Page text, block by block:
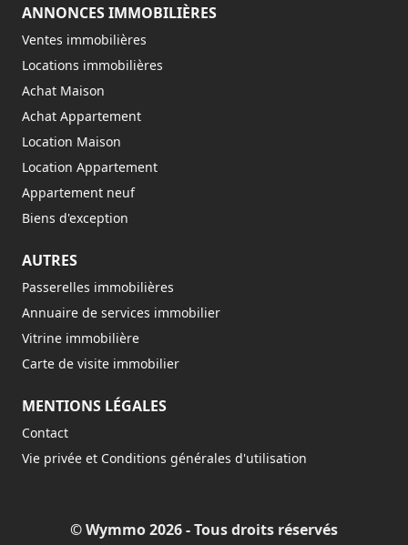
ANNONCES IMMOBILIÈRES
Ventes immobilières
Locations immobilières
Achat Maison
Achat Appartement
Location Maison
Location Appartement
Appartement neuf
Biens d'exception
AUTRES
Passerelles immobilières
Annuaire de services immobilier
Vitrine immobilière
Carte de visite immobilier
MENTIONS LÉGALES
Contact
Vie privée et Conditions générales d'utilisation
© Wymmo 2026 - Tous droits réservés